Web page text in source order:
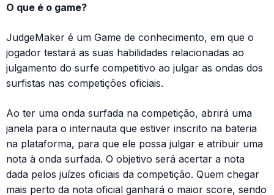
O que é o game?
JudgeMaker é um Game de conhecimento, em que o
jogador testará as suas habilidades relacionadas ao
julgamento do surfe competitivo ao julgar as ondas dos
surfistas nas competições oficiais.
Ao ter uma onda surfada na competição, abrirá uma
janela para o internauta que estiver inscrito na bateria
na plataforma, para que ele possa julgar e atribuir uma
nota à onda surfada. O objetivo será acertar a nota
dada pelos juízes oficiais da competição. Quem chegar
mais perto da nota oficial ganhará o maior score, sendo